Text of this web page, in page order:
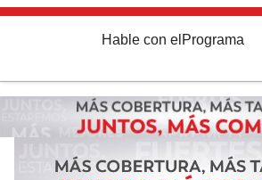
Hable con el Programa